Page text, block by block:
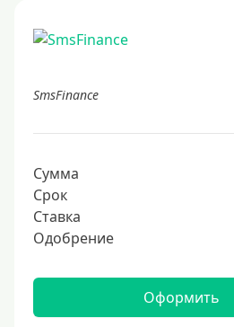
SmsFinance
Сумма
Срок
Ставка
Одобрение
Оформить